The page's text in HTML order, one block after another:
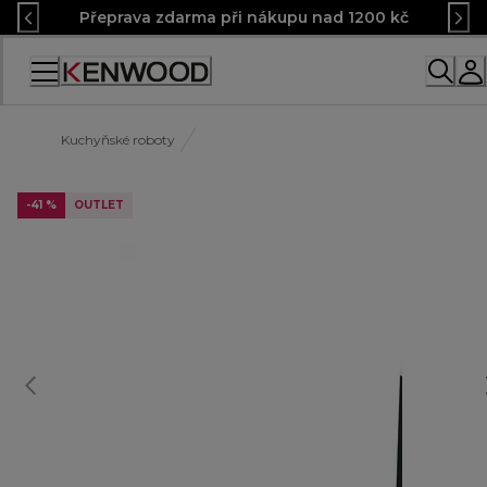
Skip
to
Content
Přeprava zdarma při nákupu nad 1200 kč
Accessibility
Kuchyňské roboty
-41 % OUTLET